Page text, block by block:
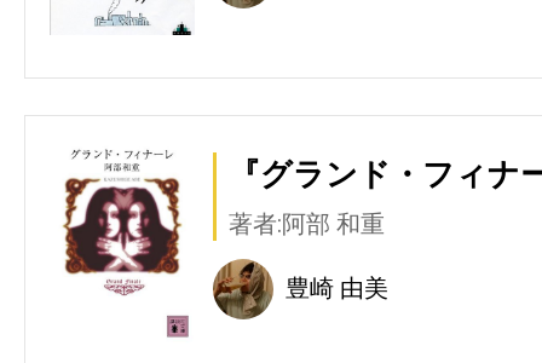
『グランド・フィナ
著者:阿部 和重
豊崎 由美